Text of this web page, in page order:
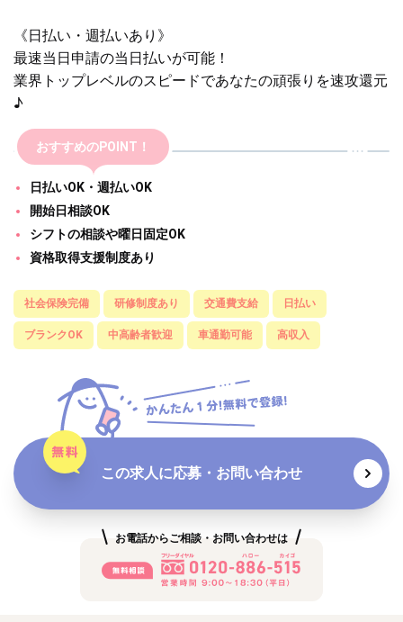
《日払い・週払いあり》
最速当日申請の当日払いが可能！
業界トップレベルのスピードであなたの頑張りを速攻還元
♪
おすすめのPOINT！
日払いOK・週払いOK
開始日相談OK
シフトの相談や曜日固定OK
資格取得支援制度あり
社会保険完備 研修制度あり 交通費支給 日払い
ブランクOK 中高齢者歓迎 車通勤可能 高収入
この求人に応募・お問い合わせ
お電話からご相談・お問い合わせは